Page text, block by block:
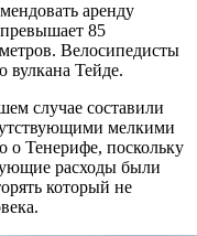
аренду
85
Велосипедисты
вулкана Тейде.
случае составили
мелкими
о Тенерифе, поскольку
расходы были
который не